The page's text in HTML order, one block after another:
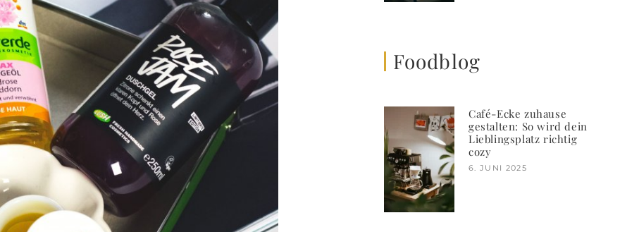
Foodblog
Café-Ecke zuhause
gestalten: So wird dein
Lieblingsplatz richtig
cozy
6. JUNI 2025